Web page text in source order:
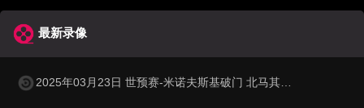
最新录像
2025年03月23日 世预赛-米诺夫斯基破门 北马其顿3-0列支敦士登